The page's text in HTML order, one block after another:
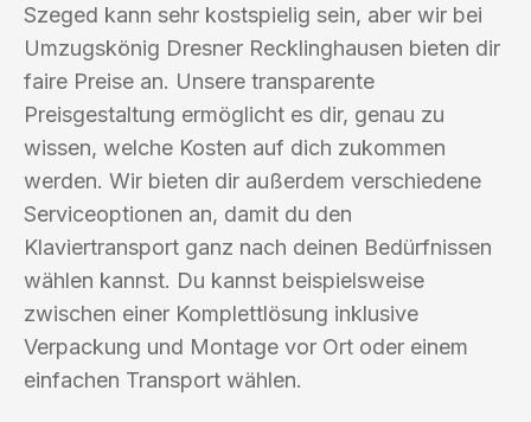
Szeged kann sehr kostspielig sein, aber wir bei
Umzugskönig Dresner Recklinghausen bieten dir
faire Preise an. Unsere transparente
Preisgestaltung ermöglicht es dir, genau zu
wissen, welche Kosten auf dich zukommen
werden. Wir bieten dir außerdem verschiedene
Serviceoptionen an, damit du den
Klaviertransport ganz nach deinen Bedürfnissen
wählen kannst. Du kannst beispielsweise
zwischen einer Komplettlösung inklusive
Verpackung und Montage vor Ort oder einem
einfachen Transport wählen.